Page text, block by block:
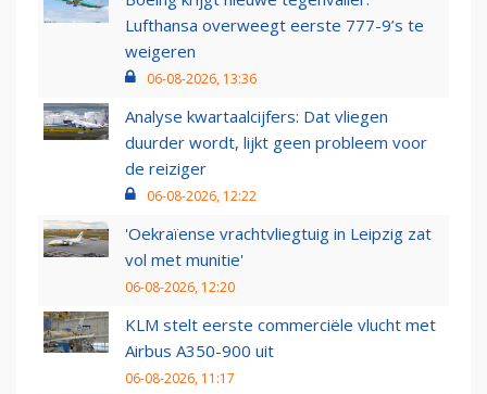
Lufthansa overweegt eerste 777-9’s te
weigeren
06-08-2026, 13:36
Analyse kwartaalcijfers: Dat vliegen
duurder wordt, lijkt geen probleem voor
de reiziger
06-08-2026, 12:22
'Oekraïense vrachtvliegtuig in Leipzig zat
vol met munitie'
06-08-2026, 12:20
KLM stelt eerste commerciële vlucht met
Airbus A350-900 uit
06-08-2026, 11:17